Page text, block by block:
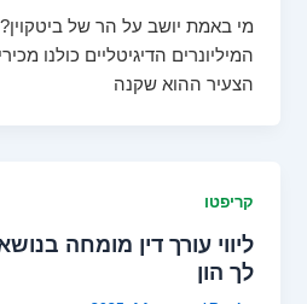
מי באמת יושב על הר של
המיליונרים הדיגיטליים כולנו
הצעיר ההוא שקנה
קריפטו
ליווי עורך דין מומחה
לך הון